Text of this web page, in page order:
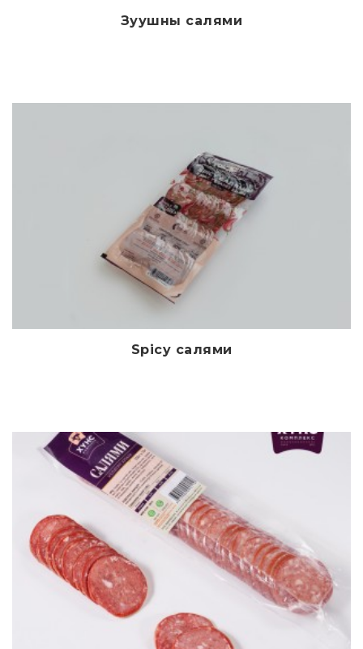
ДэлгэрэнгүйЗуушны салями
ДэлгэрэнгүйSpicy салями